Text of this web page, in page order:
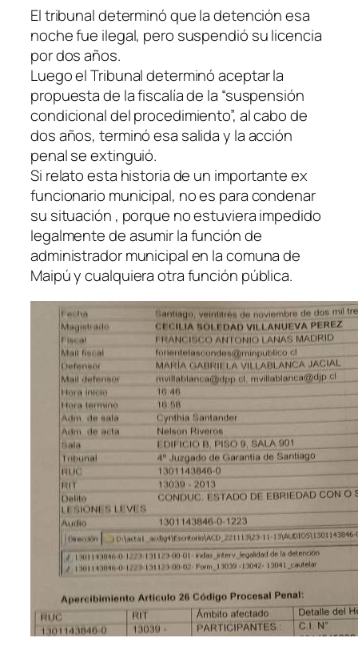
El tribunal determinó que la detención esa
noche fue ilegal, pero suspendió su licencia
por dos años.
Luego el Tribunal determinó aceptar la
propuesta de la fiscalía de la “suspensión
condicional del procedimiento”, al cabo de
dos años, terminó esa salida y la acción
penal se extinguió.
Si relato esta historia de un importante ex
funcionario municipal, no es para condenar
su situación , porque no estuviera impedido
legalmente de asumir la función de
administrador municipal en la comuna de
Maipú y cualquiera otra función pública.